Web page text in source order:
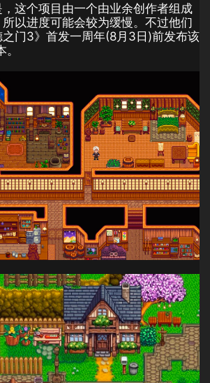
这个项目由一个由业余创作者组成
以进度可能会较为缓慢。不过他们
门3》首发一周年(8月3日)前发布该